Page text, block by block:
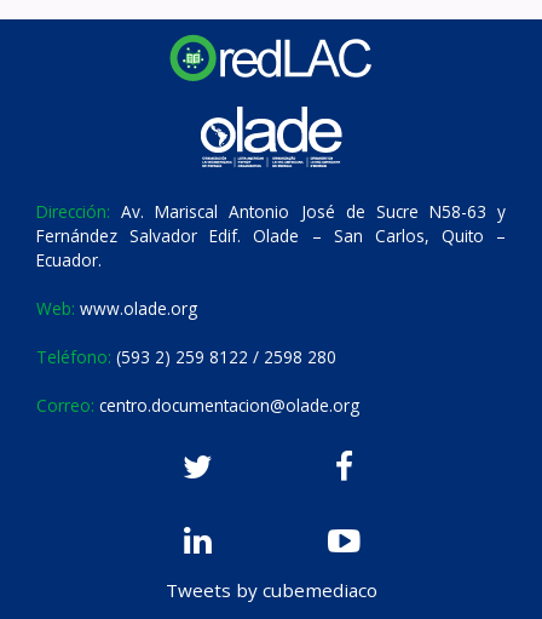
Dirección: Av. Mariscal Antonio José de Sucre N58-63 y
Fernández Salvador Edif. Olade – San Carlos, Quito –
Ecuador.
Web: www.olade.org
Teléfono: (593 2) 259 8122 / 2598 280
Correo: centro.documentacion@olade.org
Tweets by cubemediaco